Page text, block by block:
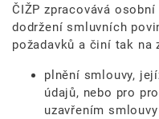
ČIŽP zpracovává
dodržení smluvních
požadavků a činí tak na
plnění smlouvy,
údajů, nebo pro
uzavřením